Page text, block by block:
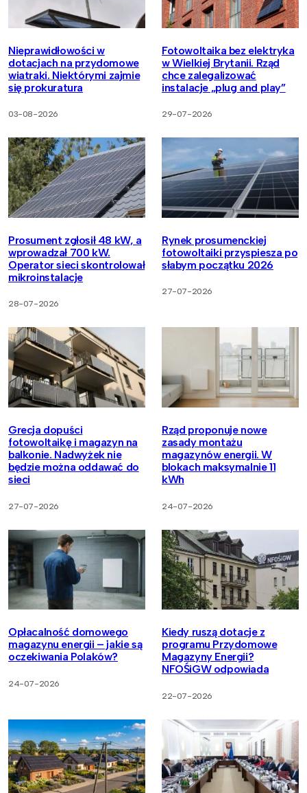
Nieprawidłowości w
dotacjach na przydomowe
wiatraki. Niektórymi zajmie
się prokuratura
03-08-2026
Fotowoltaika bez elektryka
w Wielkiej Brytanii. Rząd
chce zalegalizować
instalacje „plug and play”
29-07-2026
Prosument zgłosił 48 kW, a
wprowadzał 700 kW.
Operator sieci skontrolował
mikroinstalacje
28-07-2026
Rynek prosumenckiej
fotowoltaiki przyspiesza po
słabym początku 2026
27-07-2026
Grecja dopuści
fotowoltaikę i magazyn na
balkonie. Nadwyżek nie
będzie można oddawać do
sieci
27-07-2026
Rząd proponuje nowe
zasady montażu
magazynów energii. W
blokach maksymalnie 11
kWh
24-07-2026
Opłacalność domowego
magazynu energii – jakie są
oczekiwania Polaków?
24-07-2026
Kiedy ruszą dotacje z
programu Przydomowe
Magazyny Energii?
NFOŚiGW odpowiada
22-07-2026